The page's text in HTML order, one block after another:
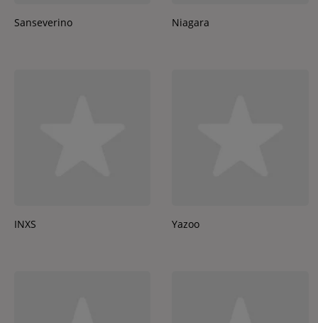
Sanseverino Niagara
INXS Yazoo